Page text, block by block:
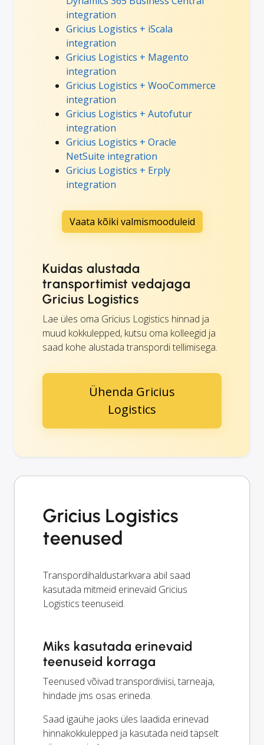
integration
Gricius Logistics + iScala
integration
Gricius Logistics + Magento
integration
Gricius Logistics + WooCommerce
integration
Gricius Logistics + Autofutur
integration
Gricius Logistics + Oracle
NetSuite integration
Gricius Logistics + Erply
integration
Vaata kõiki valmismooduleid
Kuidas alustada
transportimist vedajaga
Gricius Logistics
Lae üles oma Gricius Logistics hinnad ja
muud kokkulepped, kutsu oma kolleegid ja
saad kohe alustada transpordi tellimisega.
Ühenda Gricius
Logistics
Gricius Logistics
teenused
Transpordihaldustarkvara abil saad
kasutada mitmeid erinevaid Gricius
Logistics teenuseid.
Miks kasutada erinevaid
teenuseid korraga
Teenused võivad transpordiviisi, tarneaja,
hindade jms osas erineda.
Saad igaühe jaoks üles laadida erinevad
hinnakokkulepped ja kasutada neid täpselt